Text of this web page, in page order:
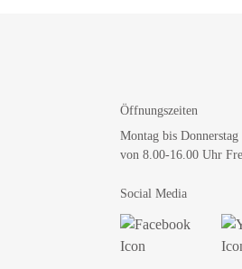
Öffnungszeiten
Montag bis Donnerstag
von 8.00-16.00 Uhr
Social Media